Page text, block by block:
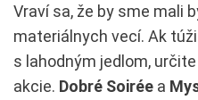
Vraví sa, že by sme mali
materiálnych vecí. Ak
s lahodným jedlom,
akcie. Dobré Soirée a